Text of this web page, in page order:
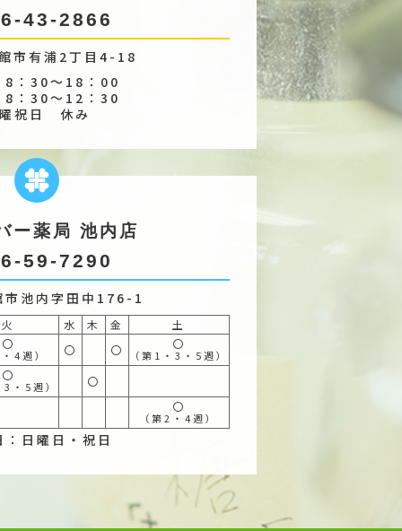
43-2866
市有浦2丁目4-18
：30～18：00
8：30～12：30
祝日 休み
ー薬局 池内店
59-7290
市池内字田中176-1
火 水 木 金
土
〇
4週） 〇 〇 〇
（第1・3・5週）
〇
・5週）
〇
〇
（第2・4週）
：日曜日・祝日